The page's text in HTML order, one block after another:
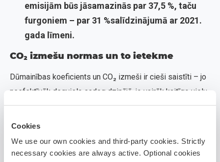
Cookies
We use our own cookies and third-party cookies. Strictly
necessary cookies are always active. Optional cookies
emisijām būs jāsamazinās par 37,5 %, taču
furgoniem – par 31 %salīdzinājumā ar 2021.
gada līmeni.
CO₂ izmešu normas un to ietekme
Dūmainības koeficients un CO₂ izmeši ir cieši saistīti – jo
neefektīvāk degviela sadeg dzinējā, jo vairāk kaitīgo vielu
nokļūst atmosfērā un nodara kaitējumu uz vidi. Kamēr CO₂
ir siltumnīcefekta gāze, kas veicina klimata pārmaiņas,
piesārņojumu, kas tieši ietekmē gaisa kvalitāti un cilvēku